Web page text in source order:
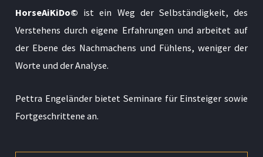
HorseAiKiDo© ist ein Weg der Selbständigkeit, des
Verstehens durch eigene Erfahrungen und arbeitet auf
der Ebene des Nachmachens und Fühlens, weniger der
Worte und der Analyse.
Pettra Engeländer bietet Seminare für Einsteiger sowie
Fortgeschrittene an.